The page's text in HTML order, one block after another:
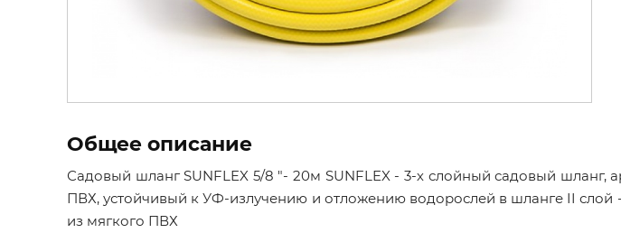
Общее описание
Садовый шланг SUNFLEX 5/8 "- 20м SUNFLEX - 3-х слойный садовый
ПВХ, устойчивый к УФ-излучению и отложению водорослей в шланге II
из мягкого ПВХ